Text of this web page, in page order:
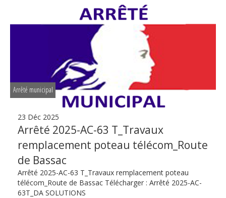
Arrêté municipal
23 Déc 2025
Arrêté 2025-AC-63 T_Travaux
remplacement poteau télécom_Route
de Bassac
Arrêté 2025-AC-63 T_Travaux remplacement poteau
télécom_Route de Bassac Télécharger : Arrêté 2025-AC-
63T_DA SOLUTIONS